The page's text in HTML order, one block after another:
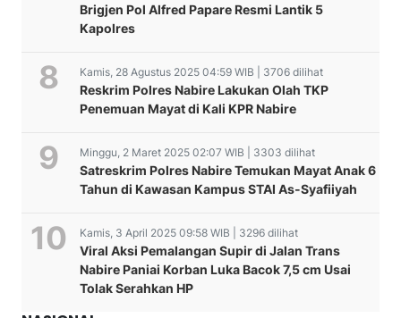
Brigjen Pol Alfred Papare Resmi Lantik 5
Kapolres
Kamis, 28 Agustus 2025 04:59 WIB | 3706 dilihat
Reskrim Polres Nabire Lakukan Olah TKP
Penemuan Mayat di Kali KPR Nabire
Minggu, 2 Maret 2025 02:07 WIB | 3303 dilihat
Satreskrim Polres Nabire Temukan Mayat Anak 6
Tahun di Kawasan Kampus STAI As-Syafiiyah
Kamis, 3 April 2025 09:58 WIB | 3296 dilihat
Viral Aksi Pemalangan Supir di Jalan Trans
Nabire Paniai Korban Luka Bacok 7,5 cm Usai
Tolak Serahkan HP